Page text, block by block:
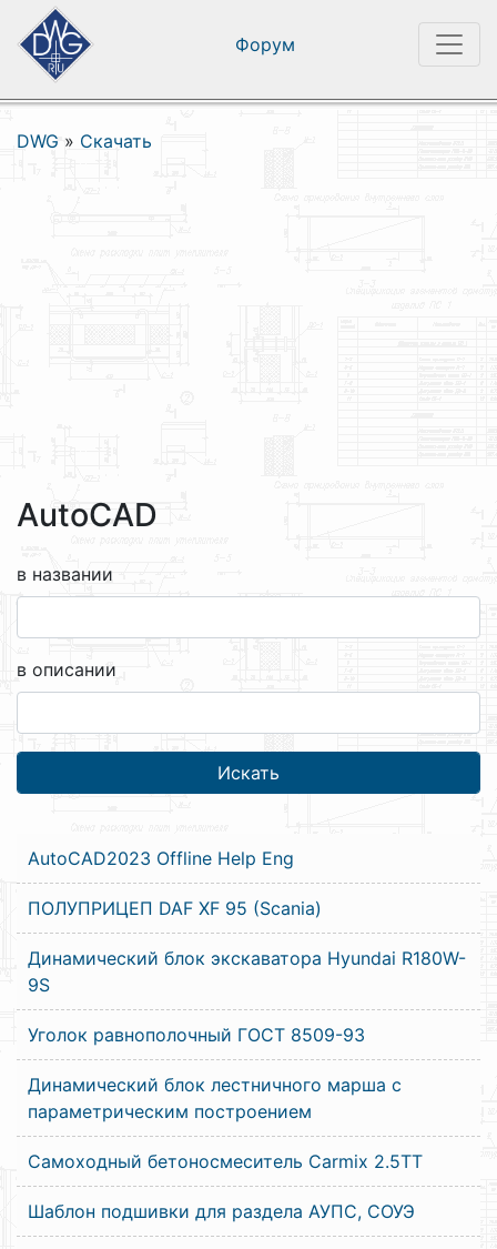
Форум
DWG » Скачать
AutoCAD
в названии
в описании
AutoCAD2023 Offline Help Eng
ПОЛУПРИЦЕП DAF XF 95 (Scania)
Динамический блок экскаватора Hyundai R180W-
9S
Уголок равнополочный ГОСТ 8509-93
Динамический блок лестничного марша с
параметрическим построением
Самоходный бетоносмеситель Carmix 2.5TT
Шаблон подшивки для раздела АУПС, СОУЭ